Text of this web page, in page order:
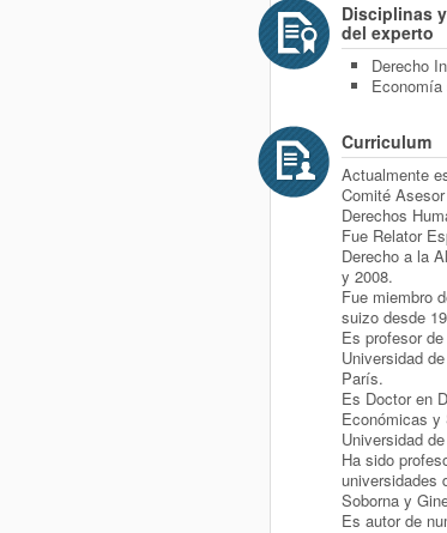
Disciplinas
del experto
Derecho
Curriculum
Actualmente
Comité
Derechos
Fue Relator
Derecho a la
y 2008.
Fue miembro
suizo desde
Es profesor
Universidad
París.
Es Doctor en
Económicas y
Universidad
Ha sido
universidades
Soborna y
Es autor de